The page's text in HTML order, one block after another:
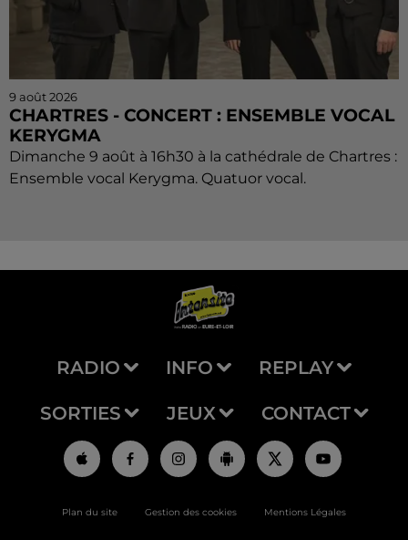
9 août 2026
CHARTRES - CONCERT : ENSEMBLE VOCAL
KERYGMA
Dimanche 9 août à 16h30 à la cathédrale de Chartres :
Ensemble vocal Kerygma. Quatuor vocal.
RADIO INFO REPLAY
SORTIES JEUX CONTACT
Plan du site Gestion des cookies Mentions Légales